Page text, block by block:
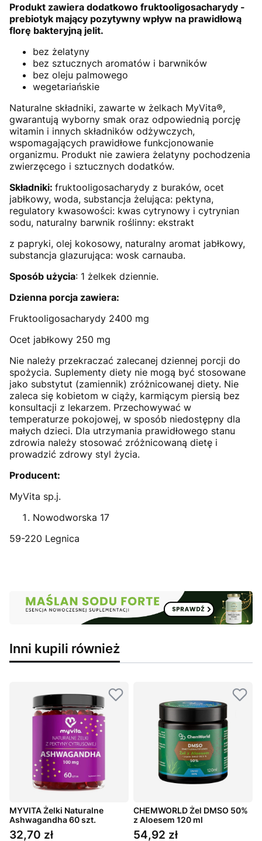
Produkt zawiera dodatkowo fruktooligosacharydy -
prebiotyk mający pozytywny wpływ na prawidłową
florę bakteryjną jelit.
bez żelatyny
bez sztucznych aromatów i barwników
bez oleju palmowego
wegetariańskie
Naturalne składniki, zawarte w żelkach MyVita®,
gwarantują wyborny smak oraz odpowiednią porcję
witamin i innych składników odżywczych,
wspomagających prawidłowe funkcjonowanie
organizmu. Produkt nie zawiera żelatyny pochodzenia
zwierzęcego i sztucznych dodatków.
Składniki: fruktooligosacharydy z buraków, ocet
jabłkowy, woda, substancja żelująca: pektyna,
regulatory kwasowości: kwas cytrynowy i cytrynian
sodu, naturalny barwnik roślinny: ekstrakt
z papryki, olej kokosowy, naturalny aromat jabłkowy,
substancja glazurująca: wosk carnauba.
Sposób użycia: 1 żelkek dziennie.
Dzienna porcja zawiera:
Fruktooligosacharydy 2400 mg
Ocet jabłkowy 250 mg
Nie należy przekraczać zalecanej dziennej porcji do
spożycia. Suplementy diety nie mogą być stosowane
jako substytut (zamiennik) zróżnicowanej diety. Nie
zaleca się kobietom w ciąży, karmiącym piersią bez
konsultacji z lekarzem. Przechowywać w
temperaturze pokojowej, w sposób niedostępny dla
małych dzieci. Dla utrzymania prawidłowego stanu
zdrowia należy stosować zróżnicowaną dietę i
prowadzić zdrowy styl życia.
Producent:
MyVita sp.j.
Nowodworska 17
59-220 Legnica
Inni kupili również
MYVITA Żelki Naturalne
Ashwagandha 60 szt.
Cena
32,70 zł
CHEMWORLD Żel DMSO 50%
z Aloesem 120 ml
Cena
54,92 zł